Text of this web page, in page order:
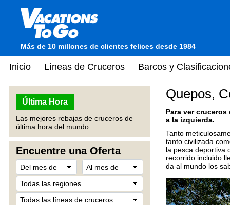
Más de 10 millones de clientes felices desde 1984
Inicio Líneas de Cruceros Barcos y
Última Hora
Las mejores rebajas de cruceros de
última hora del mundo.
Encuentre una Oferta
Quepos,
Para ver
a la izquierda.
Tanto
tanto civilizada
la pesca deportiva
recorrido incluido
da al mundo los